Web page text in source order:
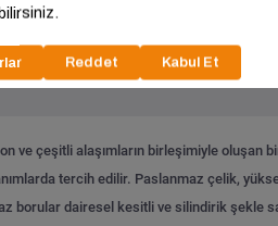
Tümünü Gör
çeşitli alaşımların birleşimiyle oluşan
tercih edilir. Paslanmaz çelik,
borular dairesel kesitli ve silindirik şekle